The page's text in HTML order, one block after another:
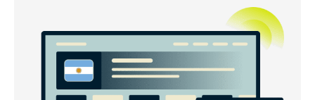
Obtenez instantanément une adresse IP argentine
Déverrouillez la vitesse : serveurs ExpressVPN en
Argentine